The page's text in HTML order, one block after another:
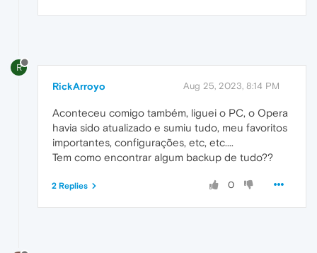
R
RickArroyo Aug 25, 2023, 8:14 PM
Aconteceu comigo também, liguei o PC, o Opera
havia sido atualizado e sumiu tudo, meu favoritos
importantes, configurações, etc, etc....
Tem como encontrar algum backup de tudo??
0
2 Replies